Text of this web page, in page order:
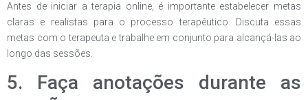
Antes de iniciar a terapia online, é importante estabelecer metas
claras e realistas para o processo terapêutico. Discuta essas
metas com o terapeuta e trabalhe em conjunto para alcançá-las ao
longo das sessões.
5. Faça anotações durante as